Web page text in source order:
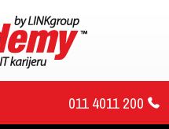
011 4011 200